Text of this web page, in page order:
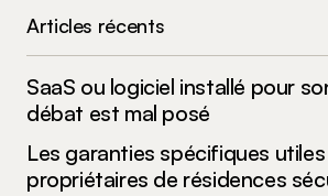
commentaire.
Submit Comment
Articles récents
SaaS ou logiciel installé pour
débat est mal posé
Les garanties spécifiques
propriétaires de résidences